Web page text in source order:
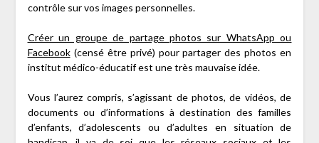
contrôle sur vos images personnelles.
Créer un groupe de partage photos sur WhatsApp ou
Facebook(censé être privé) pour partager des photos en
institut médico-éducatif est une très mauvaise idée.
Vous l’aurez compris, s’agissant de photos, de vidéos, de
documents ou d’informations à destination des familles
d’enfants, d’adolescents ou d’adultes en situation de